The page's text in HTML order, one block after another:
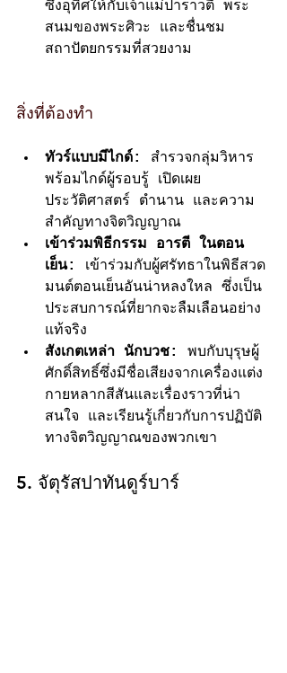
ซึ่งอุทิศให้กับเจ้าแม่ปาราวตี พระ
สนมของพระศิวะ และชื่นชม
สถาปัตยกรรมที่สวยงาม
สิ่งที่ต้องทำ
ทัวร์แบบมีไกด์:
สำรวจกลุ่มวิหาร
พร้อมไกด์ผู้รอบรู้ เปิดเผย
ประวัติศาสตร์ ตำนาน และความ
สำคัญทางจิตวิญญาณ
เข้าร่วมพิธีกรรม อารตี ในตอน
เย็น:
เข้าร่วมกับผู้ศรัทธาในพิธีสวด
มนต์ตอนเย็นอันน่าหลงใหล ซึ่งเป็น
ประสบการณ์ที่ยากจะลืมเลือนอย่าง
แท้จริง
สังเกตเหล่า นักบวช:
พบกับบุรุษผู้
ศักดิ์สิทธิ์ซึ่งมีชื่อเสียงจากเครื่องแต่ง
กายหลากสีสันและเรื่องราวที่น่า
สนใจ และเรียนรู้เกี่ยวกับการปฏิบัติ
ทางจิตวิญญาณของพวกเขา
5. จัตุรัสปาทันดูร์บาร์